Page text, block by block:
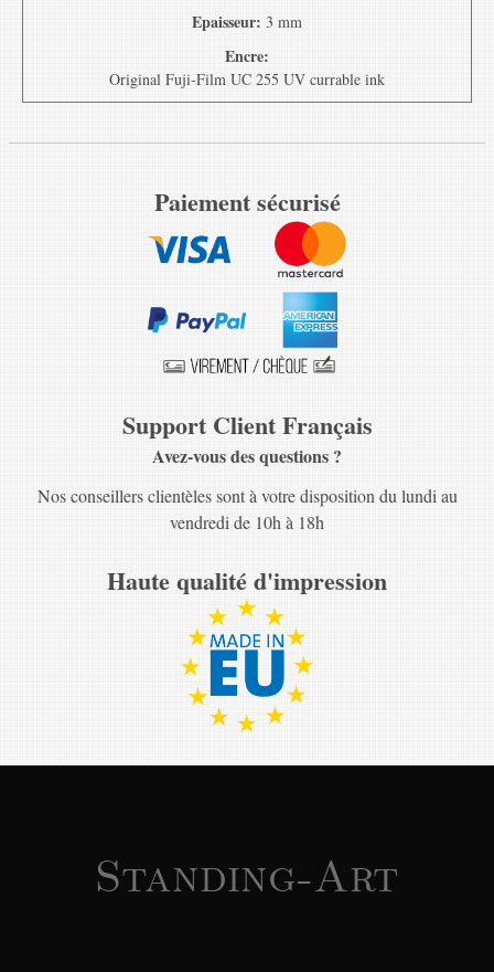
Epaisseur: 3 mm
Encre:
Original Fuji-Film UC 255 UV currable ink
Paiement sécurisé
Support Client Français
Avez-vous des questions ?
Nos conseillers clientèles sont à votre disposition du lundi au
vendredi de 10h à 18h
Haute qualité d'impression
Standing-Art